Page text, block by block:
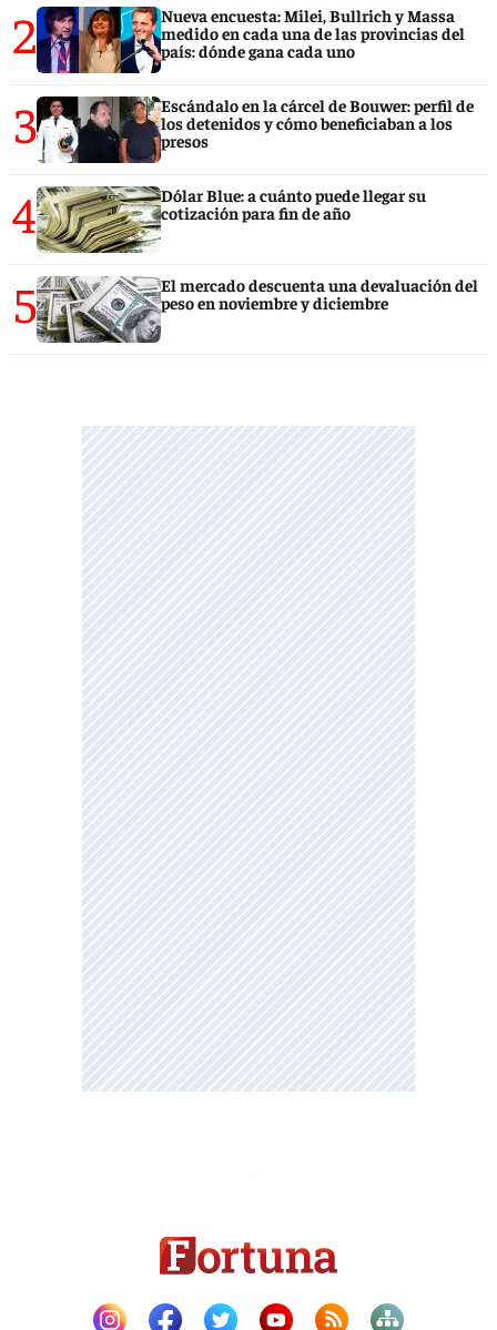
2
Nueva encuesta: Milei, Bullrich y Massa
medido en cada una de las provincias del
país: dónde gana cada uno
3
Escándalo en la cárcel de Bouwer: perfil de
los detenidos y cómo beneficiaban a los
presos
4
Dólar Blue: a cuánto puede llegar su
cotización para fin de año
5
El mercado descuenta una devaluación del
peso en noviembre y diciembre